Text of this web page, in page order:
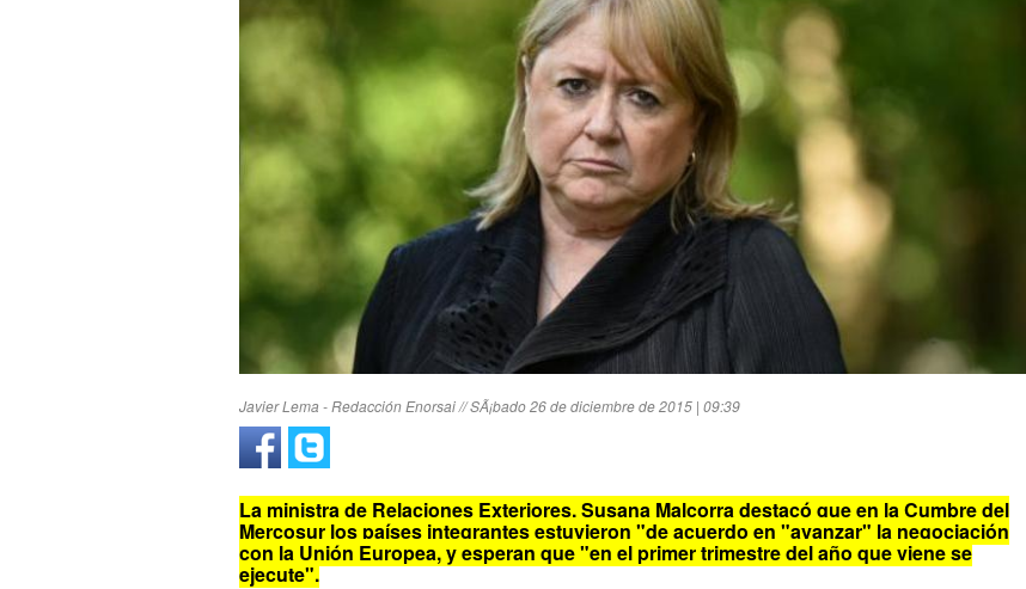
Javier Lema - Redacción Enorsai // SÃ¡bado 26 de diciembre de 2015 | 09:39
La ministra de Relaciones Exteriores, Susana Malcorra destacó que en la Cumbredel
Mercosur los países integrantes estuvieron "de acuerdo en "avanzar" la negociación
con la Unión Europea, y esperan que "en el primer trimestre del año que viene se
ejecute".